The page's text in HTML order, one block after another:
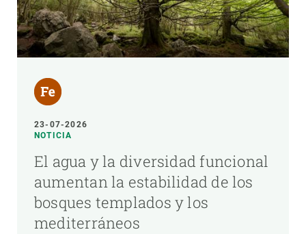
23-07-2026
NOTICIA
El agua y la diversidad funcional
aumentan la estabilidad de los
bosques templados y los
mediterráneos